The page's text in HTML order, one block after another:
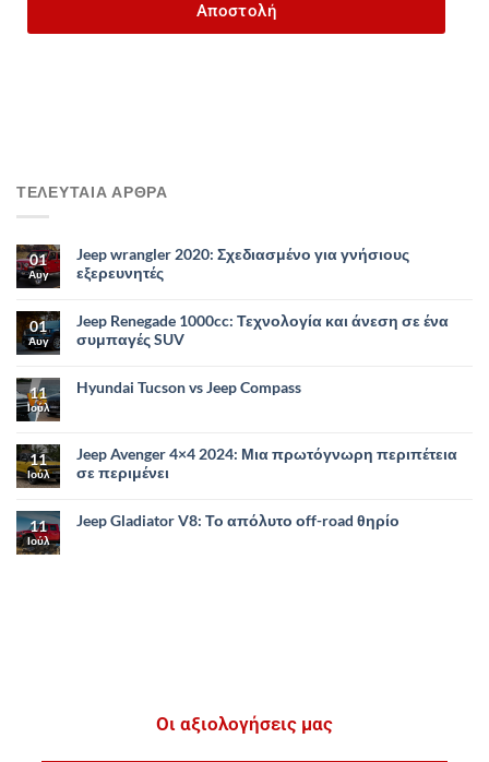
Αποστολή
ΤΕΛΕΥΤΑΙΑ ΑΡΘΡΑ
01
Αυγ
Jeep wrangler 2020: Σχεδιασμένο για γνήσιους
εξερευνητές
01
Αυγ
Jeep Renegade 1000cc: Τεχνολογία και άνεση σε ένα
συμπαγές SUV
11
Ιούλ
Hyundai Tucson vs Jeep Compass
11
Ιούλ
Jeep Avenger 4×4 2024: Μια πρωτόγνωρη περιπέτεια
σε περιμένει
11
Ιούλ
Jeep Gladiator V8: Το απόλυτο οff-road θηρίο
Οι αξιολογήσεις μας